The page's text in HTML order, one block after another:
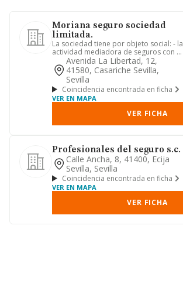
Moriana seguro sociedad
limitada.
La sociedad tiene por objeto social: - la
actividad mediadora de seguros con el
carácter de agente ...
Avenida La Libertad, 12,
41580, Casariche Sevilla,
Sevilla
Coincidencia encontrada en ficha
VER EN MAPA
VER FICHA
Profesionales del seguro s.c.
Calle Ancha, 8, 41400, Ecija
Sevilla, Sevilla
Coincidencia encontrada en ficha
VER EN MAPA
VER FICHA